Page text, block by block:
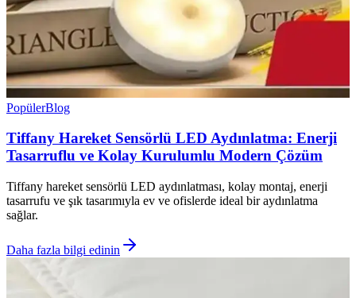
PopülerBlog
Tiffany Hareket Sensörlü LED Aydınlatma: Enerji
Tasarruflu ve Kolay Kurulumlu Modern Çözüm
Tiffany hareket sensörlü LED aydınlatması, kolay montaj, enerji
tasarrufu ve şık tasarımıyla ev ve ofislerde ideal bir aydınlatma
sağlar.
Daha fazla bilgi edinin